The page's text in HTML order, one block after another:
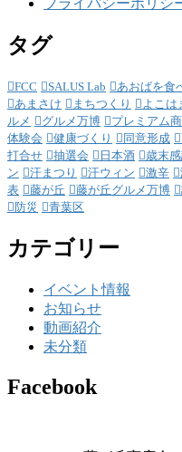
タグ
FCC SALUS Lab あおばを食
あまさけ
まちつくり よこは
ルメ
グルメ万博 プレミアム
体験会
健康づくり 同意形成
打合せ
抽選会 日本酒 歳末
ン
汗まつり 汗ウィン 激辛
表
藤が丘 藤が丘グルメ万博
防災
青葉区
カテゴリー
イベント情報
お知らせ
動画紹介
未分類
Facebook